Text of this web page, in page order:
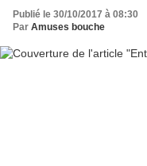
Publié le 30/10/2017 à 08:30
Par Amuses bouche